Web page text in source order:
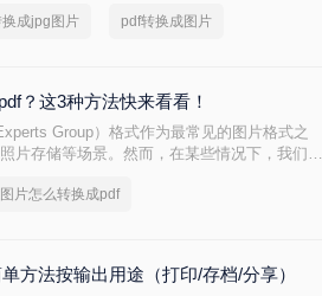
根据自己的需求选择最合适的方法。
成jpg图片 pdf转换成图片
？这3种方法快来看看！
Group）格式作为最常见的图片格式之
片存储等场景。然而，在某些情况下，我们可
换成pdf呢？以下将详细介绍几种将JPG图片转
片怎么转换成pdf
方法按输出用途（打印/存档/分享）